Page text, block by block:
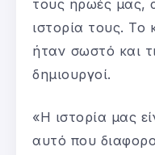
τους ήρωές μας,
ιστορία τους. Το
ήταν σωστό και
δημιουργοί.
«Η ιστορία μας
αυτό που